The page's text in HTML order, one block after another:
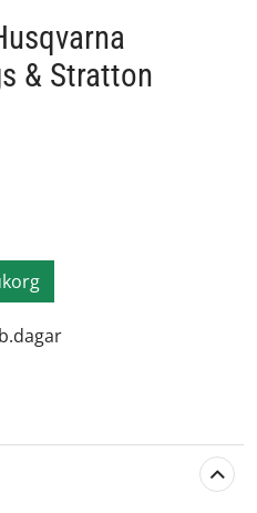
& Stratton